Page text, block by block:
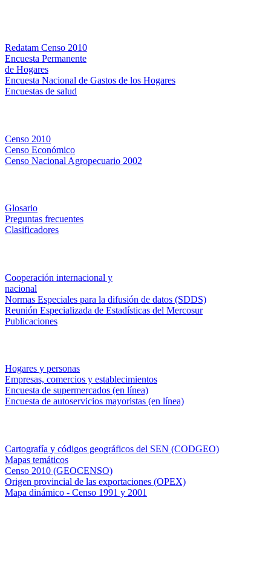
Redatam Censo 2010
Encuesta Permanente
de Hogares
Encuesta Nacional de Gastos de los Hogares
Encuestas de salud
Censo 2010
Censo Económico
Censo Nacional Agropecuario 2002
Glosario
Preguntas frecuentes
Clasificadores
Cooperación internacional y
nacional
Normas Especiales para la difusión de datos (SDDS)
Reunión Especializada de Estadísticas del Mercosur
Publicaciones
Hogares y personas
Empresas, comercios y establecimientos
Encuesta de supermercados (en línea)
Encuesta de autoservicios mayoristas (en línea)
Cartografía y códigos geográficos del SEN (CODGEO)
Mapas temáticos
Censo 2010 (GEOCENSO)
Origen provincial de las exportaciones (OPEX)
Mapa dinámico - Censo 1991 y 2001